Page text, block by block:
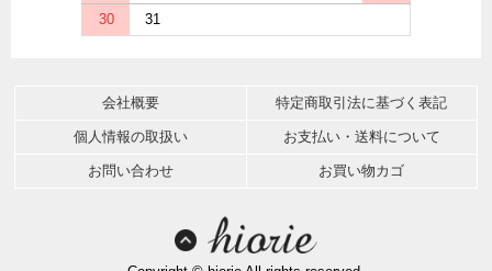
30
31
会社概要 特定商取引法に基づく表記
個人情報の取扱い お支払い・送料について
お問い合わせ お買い物カゴ